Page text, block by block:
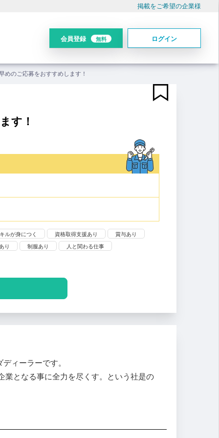
掲載をご希望の企業様
会員登録 無料 ログイン
めのご応募をおすすめします！
す！
ルが身につく 資格取得支援あり
賞与あり
り
制服あり 人と関わる仕事
ィーラーです。
業となる事に全力を尽くす。という社是の